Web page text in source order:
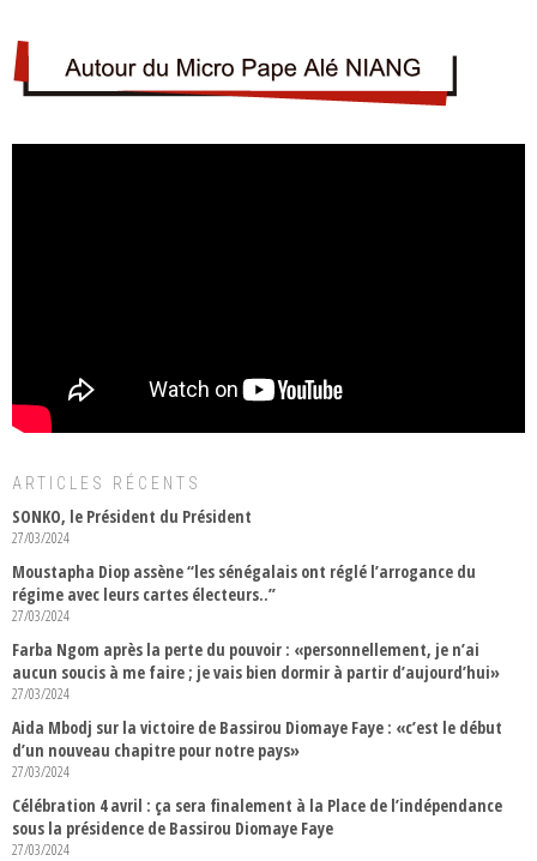
ARTICLES RÉCENTS
SONKO, le Président du Président
27/03/2024
Moustapha Diop assène “les sénégalais ont réglé l’arrogance du
régime avec leurs cartes électeurs..”
27/03/2024
Farba Ngom après la perte du pouvoir : «personnellement, je n’ai
aucun soucis à me faire ; je vais bien dormir à partir d’aujourd’hui»
27/03/2024
Aida Mbodj sur la victoire de Bassirou Diomaye Faye : «c’est le début
d’un nouveau chapitre pour notre pays»
27/03/2024
Célébration 4 avril : ça sera finalement à la Place de l’indépendance
sous la présidence de Bassirou Diomaye Faye
27/03/2024